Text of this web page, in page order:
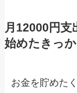
月12000円
始めたきっ
お金を貯めた